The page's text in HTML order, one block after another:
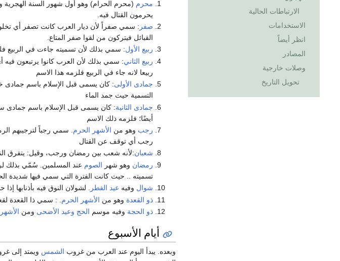
الارتباطات الحالية
الاستخدامات
انظر أيضاً
المصادر
وصلات خارجية
تحويل التاريخ
محرم (محرم الحرام) وهو أول شهور السنة الهجرية
يحرمون القتال فيه.
صفر : سمي صفراً لأن ديار العرب كانت تصفر أي
القبائل فيتركون من لقوا صفر المتاع.
ربيع الأول: سمي بذلك لأن تسميته جاءت في الربيع
ربيع الثاني: سمي بذلك لأن العرب كانوا يرتبعون
ربيعا لانه جاء في الربيع فلزمه هذا الاسم
جمادى الأولى: كان يسمى قبل الإسلام باسم
التسمية حيث جمد الماء
جمادى الثانية: كان يسمى قبل الإسلام باسم جمادى
أيضًا؛ فلزمه ذلك الاسم
رجب وهو من الأشهر الحرم . سمي رجباً لترجيبهم
رجب أي توقف عن القتال
شعبان:لأنه شعب بين رمضان ورجب، وقيل: يتفرق
رمضان وهو شهر الصوم عند المسلمين. سُمّي
تسميته .. حيث كانت الفترة التي سمي فيها شديدة
شوال وفيه عيد الفطر
. لشولان النوق فيه بأذنابها
ذو القعدة وهو من الأشهر الحرم . : سمي ذا القعدة
ذو الحجة وفيه موسم الحج وعيد الأضحى ومن
أيام الأسبوع
وبعده. يبدأ اليوم عند العرب من غروب الشمس ويمتد إلى